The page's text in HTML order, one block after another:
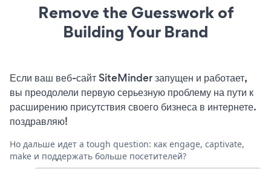
Remove the Guesswork of
Building Your Brand
Если ваш веб-сайт SiteMinder запущен и работает,
вы преодолели первую серьезную проблему на пути к
расширению присутствия своего бизнеса в интернете.
поздравляю!
Но дальше идет a tough question: как engage, captivate,
make и поддержать больше посетителей?